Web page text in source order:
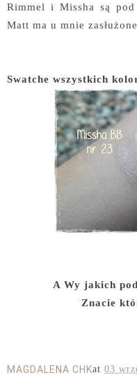
Rimmel i Missha są
Matt ma u mnie
Swatche wszystkich
A Wy jakich
Znacie
MAGDALENA CHKat 03